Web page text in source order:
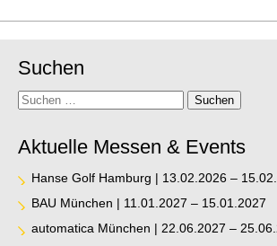
Suchen
Suche Suchen
Aktuelle Messen & Events
Hanse Golf Hamburg | 13.02.2026 –
BAU München | 11.01.2027 – 15.01.2027
automatica München | 22.06.2027 –